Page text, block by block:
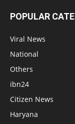
POPULAR
Viral News
National
Others
ibn24
Citizen News
Haryana